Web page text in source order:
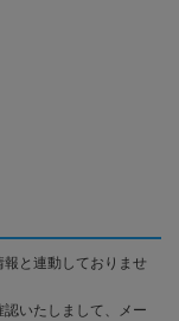
と連動しておりませ
いたしまして、メー